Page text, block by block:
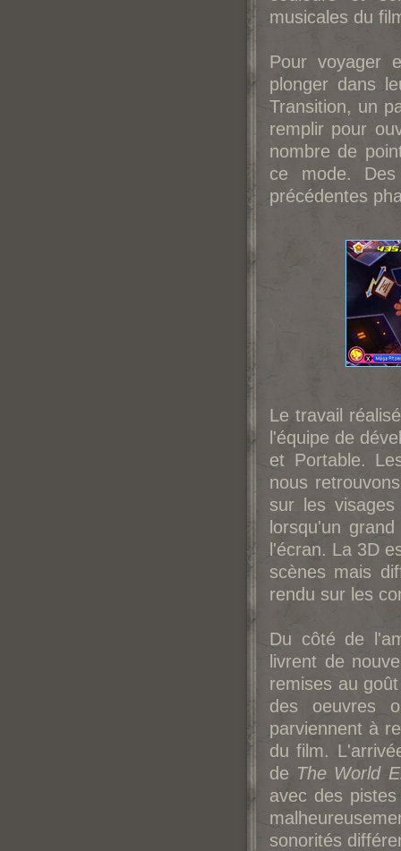
musicales du
Pour voyager
plonger dans
Transition, un
remplir pour
nombre de
ce mode. Des
précédentes
Le travail
l'équipe de
et Portable.
nous
sur les
lorsqu'un
l'écran. La 3D
scènes mais
rendu sur les
Du côté de
livrent de
remises au
des oeuvres
parviennent à
du film.
de The World
avec des
sonorités